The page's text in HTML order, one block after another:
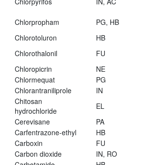
Chlorpropham
PG, HB
Chlorotoluron
HB
Chlorothalonil
FU
Chloropicrin
NE
Chlormequat
PG
Chlorantraniliprole
IN
Chitosan
hydrochloride
EL
Cerevisane
PA
Carfentrazone-ethyl
HB
Carboxin
FU
Carbon dioxide
IN, RO